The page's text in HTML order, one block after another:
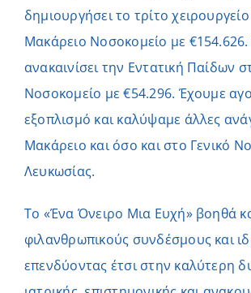
δημιουργήσει το τρίτο
Μακάρειο Νοσοκομείο με
ανακαινίσει την Εντατική Παίδων
Νοσοκομείο με €54.296. Έχουμε
εξοπλισμό και καλύψαμε άλλες
Μακάρειο και όσο και στο Γενικό
Λευκωσίας.
Το «Ένα Όνειρο Μια Ευχή» βοηθά
φιλανθρωπικούς συνδέσμους και
επενδύοντας έτσι στην καλύτερη